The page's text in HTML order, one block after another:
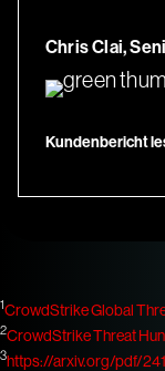
Chris Clai,
Kundenbericht
1CrowdStrike Global
2CrowdStrike Threat
3https://arxiv.org/pdf/